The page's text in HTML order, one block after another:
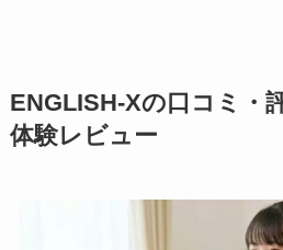
ENGLISH-Xの口コミ・
体験レビュー